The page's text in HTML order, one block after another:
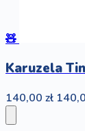
🧸
Karuzela
140,00 zł